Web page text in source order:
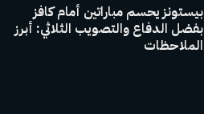
بيستونز يحسم مباراتين أمام كافز
بفضل الدفاع والتصويب الثلاثي: أبرز
الملاحظات